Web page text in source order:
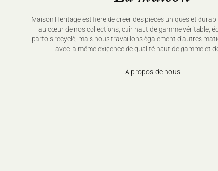
Maison Héritage est fière de créer des pièces uniques et
au cœur de nos collections, cuir haut de gamme véritable,
parfois recyclé, mais nous travaillons également d’autres
avec la même exigence de qualité haut de gamme et
À propos de nous